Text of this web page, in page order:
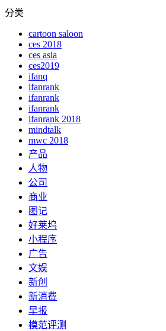
分类
cartoon saloon
ces 2018
ces asia
ces2019
ifanq
ifanrank
ifanrank
ifanrank
ifanrank 2018
mindtalk
mwc 2018
产品
人物
公司
商业
图记
好莱坞
小程序
广告
文娱
新创
新消费
早报
模范评测